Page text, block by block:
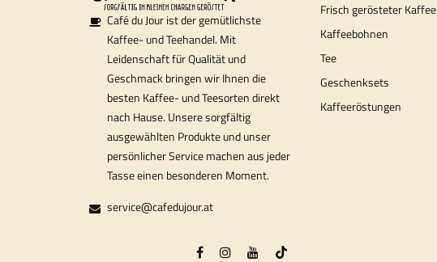
Café du Jour ist der gemütlichste
Kaffee- und Teehandel. Mit
Leidenschaft für Qualität und
Geschmack bringen wir Ihnen die
besten Kaffee- und Teesorten direkt
nach Hause. Unsere sorgfältig
ausgewählten Produkte und unser
persönlicher Service machen aus jeder
Tasse einen besonderen Moment.
service@cafedujour.at
Frisch gerösteter Kaffee
Kaffeebohnen
Tee
Geschenksets
Kaffeeröstungen